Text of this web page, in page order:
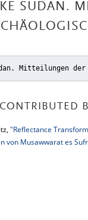
SUDAN.
Mitteilungen
"Reflectance
von Musawwarat es